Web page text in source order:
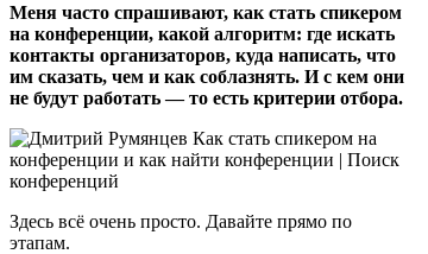
Меня часто спрашивают, как стать спикером
на конференции, какой алгоритм: где искать
контакты организаторов, куда написать, что
им сказать, чем и как соблазнять. И с кем они
не будут работать — то есть критерии отбора.
Здесь всё очень просто. Давайте прямо по
этапам.